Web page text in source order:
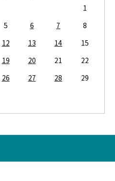
1
5 6 7
8
12 13 14
15
19 20 21
22
26 27 28
29